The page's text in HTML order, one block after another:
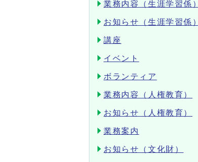
業務内容（生涯学習係）
お知らせ（生涯学習係）
講座
イベント
ボランティア
業務内容（人権教育）
お知らせ（人権教育）
業務案内
お知らせ（文化財）